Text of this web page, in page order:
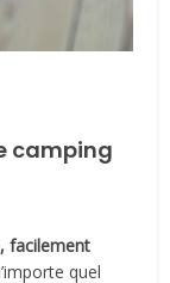
camping
facilement
quel